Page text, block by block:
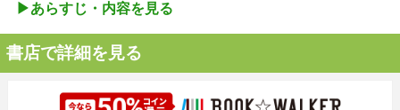
▶︎あらすじ・内容を見る
書店で詳細を見る